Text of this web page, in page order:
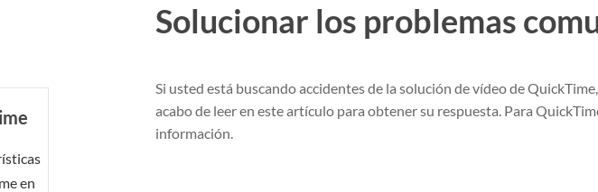
en
Solucionar los problemas
Si usted está buscando accidentes de la solución de vídeo de
acabo de leer en este artículo para obtener su respuesta. Para
información.